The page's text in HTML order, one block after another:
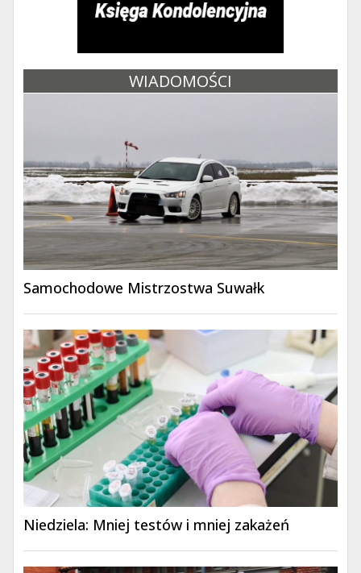
WIADOMOŚCI
Samochodowe Mistrzostwa Suwałk
Niedziela: Mniej testów i mniej zakażeń